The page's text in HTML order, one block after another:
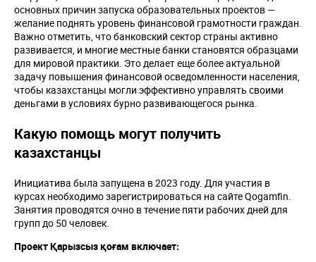
основных причин запуска образовательных проектов —
желание поднять уровень финансовой грамотности граждан.
Важно отметить, что банковский сектор страны активно
развивается, и многие местные банки становятся образцами
для мировой практики. Это делает еще более актуальной
задачу повышения финансовой осведомленности населения,
чтобы казахстанцы могли эффективно управлять своими
деньгами в условиях бурно развивающегося рынка.
Какую помощь могут получить
казахстанцы
Инициатива была запущена в 2023 году. Для участия в
курсах необходимо зарегистрироваться на сайте Qogamfin.
Занятия проводятся очно в течение пяти рабочих дней для
групп до 50 человек.
Проект Қарызсыз қоғам включает: